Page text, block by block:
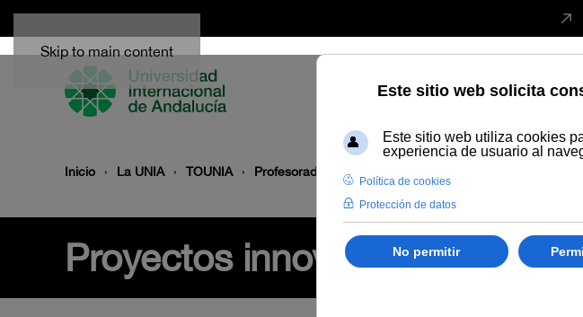
Skip to main content
Inicio La UNIA TOUNIA Profesorado: convocatorias
Proyectos innovación